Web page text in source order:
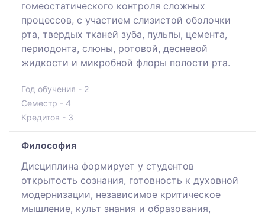
гомеостатического контроля сложных
процессов, с участием слизистой оболочки
рта, твердых тканей зуба, пульпы, цемента,
периодонта, слюны, ротовой, десневой
жидкости и микробной флоры полости рта.
Год обучения - 2
Семестр - 4
Кредитов - 3
Философия
Дисциплина формирует у студентов
открытость сознания, готовность к духовной
модернизации, независимое критическое
мышление, культ знания и образования,